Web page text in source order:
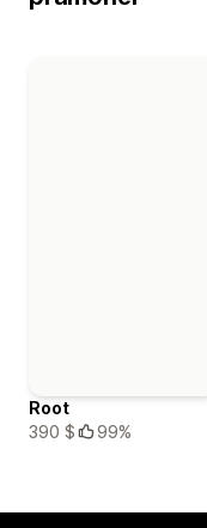
Root
390 $
99%